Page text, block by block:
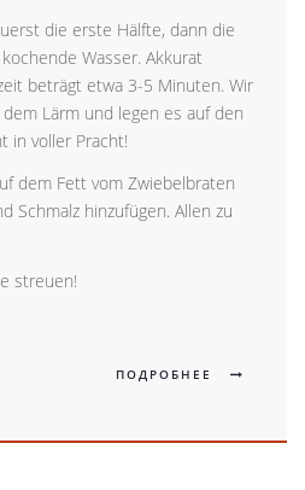
die erste Hälfte, dann die
Wasser. Akkurat
beträgt etwa 3-5 Minuten. Wir
Lärm und legen es auf den
in voller Pracht!
dem Fett vom Zwiebelbraten
Schmalz hinzufügen. Allen zu
streuen!
ПОДРОБНЕЕ